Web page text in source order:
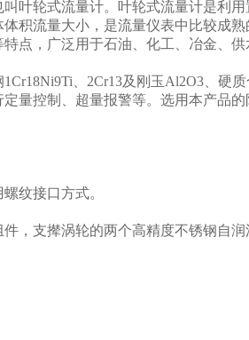
叶轮式流量计。叶轮式流量计是利
积流量大小，是流量仪表中比较成
点，广泛用于石油、化工、冶金、
、2Cr13及刚玉Al2O3、硬
量控制、超量报警等。选用本产品
纹接口方式。
，支撵涡轮的两个高精度不锈钢自